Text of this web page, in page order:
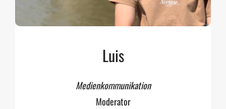
Luis
Medienkommunikation
Moderator